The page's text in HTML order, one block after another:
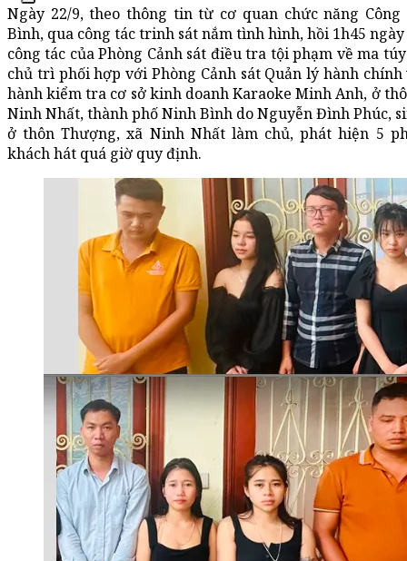
Ngày 22/9, theo thông tin từ cơ quan chức năng
Bình, qua công tác trinh sát nắm tình hình, hồi 1h45 ngày
công tác của Phòng Cảnh sát điều tra tội phạm về ma
chủ trì phối hợp với Phòng Cảnh sát Quản lý hành
hành kiểm tra cơ sở kinh doanh Karaoke Minh Anh, ở
Ninh Nhất, thành phố Ninh Bình do Nguyễn Đình Phúc,
ở thôn Thượng, xã Ninh Nhất làm chủ, phát hiện 5
khách hát quá giờ quy định.